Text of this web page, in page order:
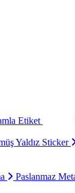
Etiket
Yaldız Sticker
Paslanmaz